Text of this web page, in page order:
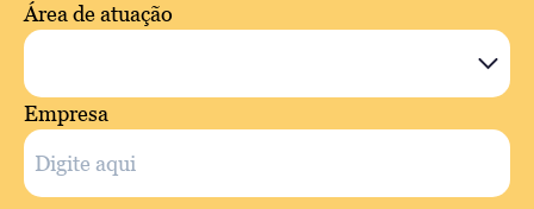
Área de atuação
Empresa